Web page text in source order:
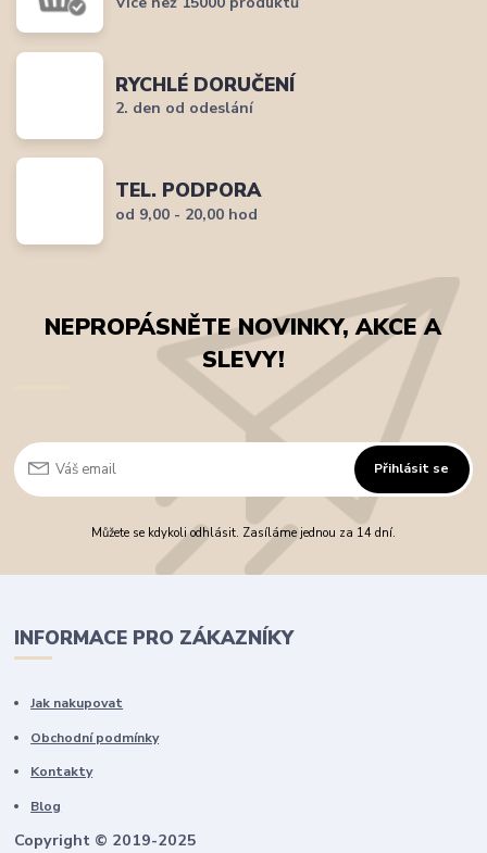
RYCHLÉ DORUČENÍ
2. den od odeslání
TEL. PODPORA
od 9,00 - 20,00 hod
NEPROPÁSNĚTE NOVINKY, AKCE A
SLEVY!
Přihlásit se
Můžete se kdykoli odhlásit. Zasíláme jednou za 14 dní.
INFORMACE PRO ZÁKAZNÍKY
Jak nakupovat
Obchodní podmínky
Kontakty
Blog
Copyright © 2019-2025